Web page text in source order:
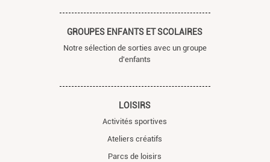
GROUPES ENFANTS ET SCOLAIRES
Notre sélection de sorties avec un groupe
d'enfants
LOISIRS
Activités sportives
Ateliers créatifs
Parcs de loisirs